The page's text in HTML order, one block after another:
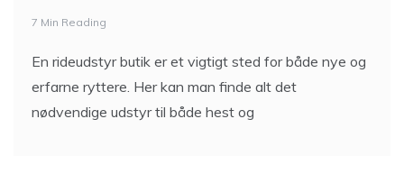
7 Min Reading
En rideudstyr butik er et vigtigt sted for både nye og
erfarne ryttere. Her kan man finde alt det
nødvendige udstyr til både hest og